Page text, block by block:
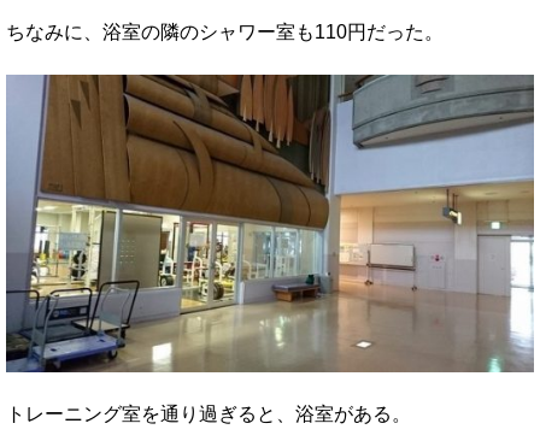
ちなみに、浴室の隣のシャワー室も110円だった。
トレーニング室を通り過ぎると、浴室がある。